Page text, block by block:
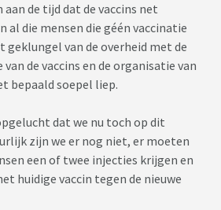
de tijd dat de vaccins net
al die mensen die géén vaccinatie
geklungel van de overheid met de
de vaccins en de organisatie van
bepaald soepel liep.
dat we nu toch op dit
zijn we er nog niet, er moeten
een of twee injecties krijgen en
huidige vaccin tegen de nieuwe